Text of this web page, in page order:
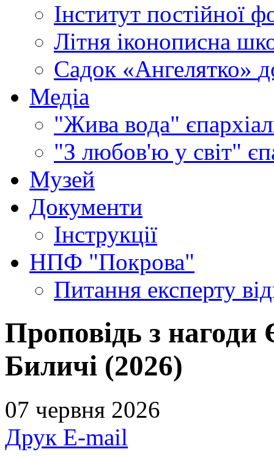
Інститут постійної
Літня іконописна
Садок «Ангелятко»
Медіа
"Жива вода"
"З любов'ю у світ"
Музей
Документи
Інструкції
НПФ "Покрова"
Питання експерту
Проповідь з нагоди
Биличі (2026)
07 червня 2026
Друк E-mail